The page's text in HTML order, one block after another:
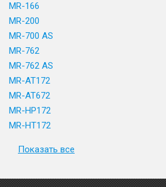
MR-166
MR-200
MR-700 AS
MR-762
MR-762 AS
MR-AT172
MR-AT672
MR-HP172
MR-HT172
Показать все